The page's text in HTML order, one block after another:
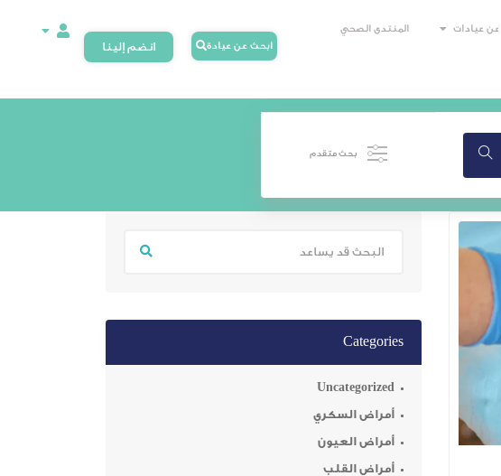
عن عيادات
المنتدى الصحي
ابحث عن عيادة
انضم إلينا
بحث متقدم
Categories
Uncategorized
أمراض السكري
أمراض العيون
أمراض القلب